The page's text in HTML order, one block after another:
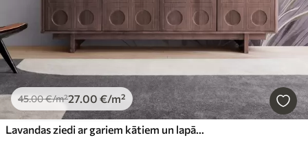
45.00€/m²27.00 €/m²
Lavandas ziedi ar gariem kātiem un lapām, maiga, pasteļtoņu teksturēta mākslas darbs